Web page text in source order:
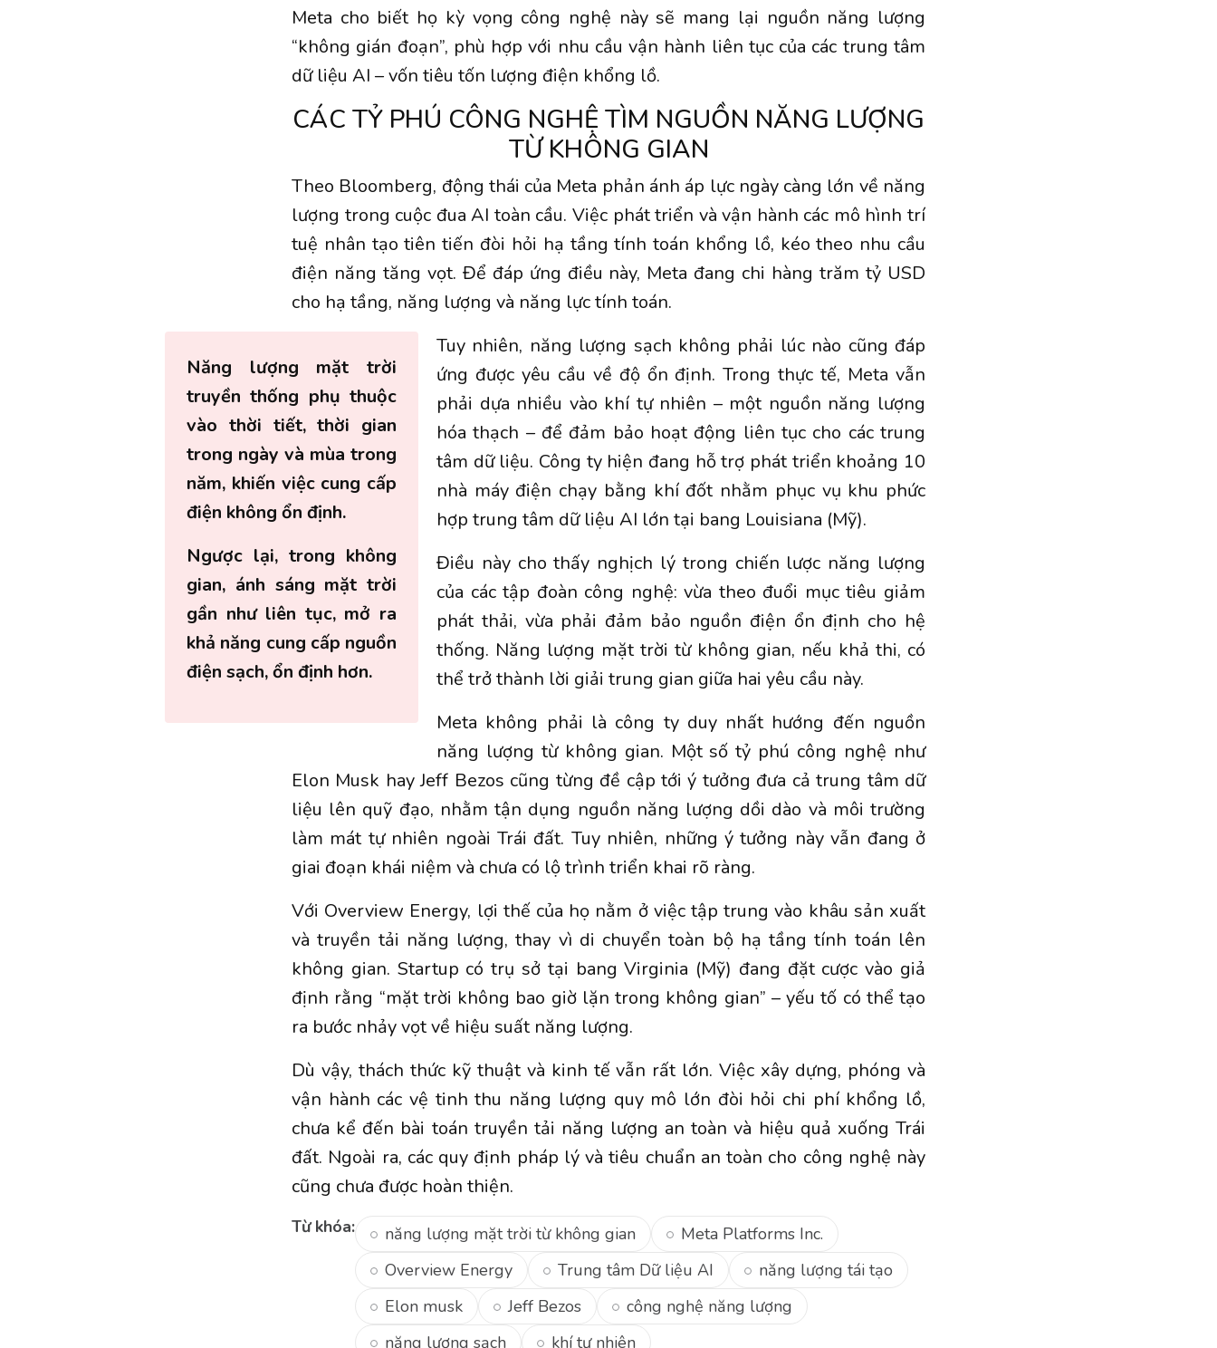
Meta cho biết họ kỳ vọng công nghệ này sẽ mang lại nguồn năng lượng
“không gián đoạn”, phù hợp với nhu cầu vận hành liên tục của các trung tâm
dữ liệu AI – vốn tiêu tốn lượng điện khổng lồ.
CÁC TỶ PHÚ CÔNG NGHỆ TÌM NGUỒN NĂNG LƯỢNG
TỪ KHÔNG GIAN
Theo Bloomberg, động thái của Meta phản ánh áp lực ngày càng lớn về năng
lượng trong cuộc đua AI toàn cầu. Việc phát triển và vận hành các mô hình trí
tuệ nhân tạo tiên tiến đòi hỏi hạ tầng tính toán khổng lồ, kéo theo nhu cầu
điện năng tăng vọt. Để đáp ứng điều này, Meta đang chi hàng trăm tỷ USD
cho hạ tầng, năng lượng và năng lực tính toán.
Năng lượng mặt trời
truyền thống phụ thuộc
vào thời tiết, thời gian
trong ngày và mùa trong
năm, khiến việc cung cấp
điện không ổn định.
Ngược lại, trong không
gian, ánh sáng mặt trời
gần như liên tục, mở ra
khả năng cung cấp nguồn
điện sạch, ổn định hơn.
Tuy nhiên, năng lượng sạch không phải lúc nào cũng đáp
ứng được yêu cầu về độ ổn định. Trong thực tế, Meta vẫn
phải dựa nhiều vào khí tự nhiên – một nguồn năng lượng
hóa thạch – để đảm bảo hoạt động liên tục cho các trung
tâm dữ liệu. Công ty hiện đang hỗ trợ phát triển khoảng 10
nhà máy điện chạy bằng khí đốt nhằm phục vụ khu phức
hợp trung tâm dữ liệu AI lớn tại bang Louisiana (Mỹ).
Điều này cho thấy nghịch lý trong chiến lược năng lượng
của các tập đoàn công nghệ: vừa theo đuổi mục tiêu giảm
phát thải, vừa phải đảm bảo nguồn điện ổn định cho hệ
thống. Năng lượng mặt trời từ không gian, nếu khả thi, có
thể trở thành lời giải trung gian giữa hai yêu cầu này.
Meta không phải là công ty duy nhất hướng đến nguồn
năng lượng từ không gian. Một số tỷ phú công nghệ như
Elon Musk hay Jeff Bezos cũng từng đề cập tới ý tưởng đưa cả trung tâm dữ
liệu lên quỹ đạo, nhằm tận dụng nguồn năng lượng dồi dào và môi trường
làm mát tự nhiên ngoài Trái đất. Tuy nhiên, những ý tưởng này vẫn đang ở
giai đoạn khái niệm và chưa có lộ trình triển khai rõ ràng.
Với Overview Energy, lợi thế của họ nằm ở việc tập trung vào khâu sản xuất
và truyền tải năng lượng, thay vì di chuyển toàn bộ hạ tầng tính toán lên
không gian. Startup có trụ sở tại bang Virginia (Mỹ) đang đặt cược vào giả
định rằng “mặt trời không bao giờ lặn trong không gian” – yếu tố có thể tạo
ra bước nhảy vọt về hiệu suất năng lượng.
Dù vậy, thách thức kỹ thuật và kinh tế vẫn rất lớn. Việc xây dựng, phóng và
vận hành các vệ tinh thu năng lượng quy mô lớn đòi hỏi chi phí khổng lồ,
chưa kể đến bài toán truyền tải năng lượng an toàn và hiệu quả xuống Trái
đất. Ngoài ra, các quy định pháp lý và tiêu chuẩn an toàn cho công nghệ này
cũng chưa được hoàn thiện.
Từ khóa: năng lượng mặt trời từ không gian
Meta Platforms Inc.
Overview Energy
Trung tâm Dữ liệu AI
năng lượng tái tạo
Elon musk
Jeff Bezos
công nghệ năng lượng
năng lượng sạch
khí tự nhiên